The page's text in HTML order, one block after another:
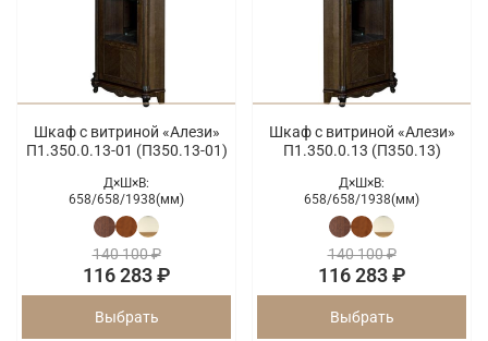
Шкаф с витриной «Алези»
П1.350.0.13-01 (П350.13-01)
Д×Ш×В:
658/658/1938(мм)
140 100 ₽
116 283 ₽
Выбрать
Шкаф с витриной «Алези»
П1.350.0.13 (П350.13)
Д×Ш×В:
658/658/1938(мм)
140 100 ₽
116 283 ₽
Выбрать